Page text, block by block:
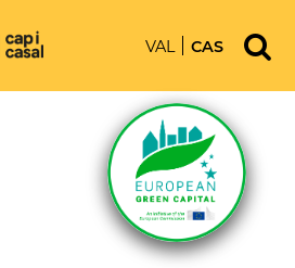
VAL CAS